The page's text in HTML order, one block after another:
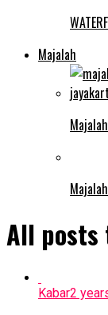
Majalah
All posts
Kabar2